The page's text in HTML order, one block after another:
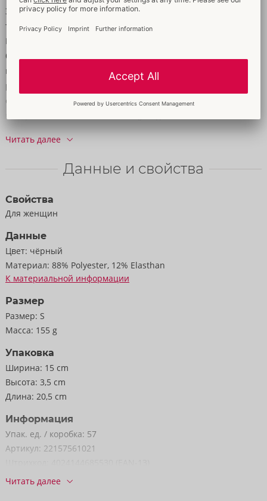
Экстравагантный комплект из бюстгальтера с заниженной
талией и стрингов без промежности от Cottelli LINGERIE.
Прохладный черный мокрый образ с модными эластичными
бретелями и кольцом на чашечках с заниженной талией и
на поясе. Бюстгальтер с регулируемыми бретелями и
регулируемой застежкой-крючком сзади. Стринги
соблазняют открытой передней частью. Эластичный
комфорта.
Читать далее
Данные и свойства
Свойства
Для женщин
Данные
Цвет: чёрный
Материал: 88% Polyester, 12% Elasthan
К материальной информации
Размер
Размер: S
Масса: 155 g
Упаковка
Ширина: 15 cm
Высота: 3,5 cm
Длина: 20,5 cm
Информация
Упак. ед. / коробка: 57
Артикул: 22157561021
код ТН ВЭД: 62121010
Читать далее